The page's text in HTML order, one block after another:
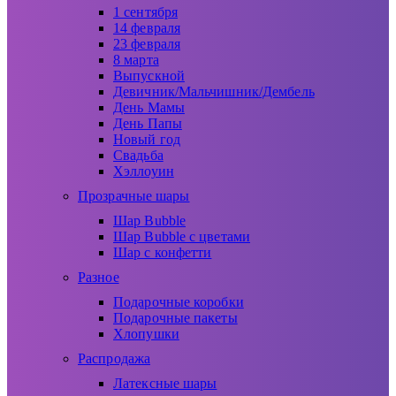
1 сентября
14 февраля
23 февраля
8 марта
Выпускной
Девичник/Мальчишник/Дембель
День Мамы
День Папы
Новый год
Свадьба
Хэллоуин
Прозрачные шары
Шар Bubble
Шар Bubble с цветами
Шар с конфетти
Разное
Подарочные коробки
Подарочные пакеты
Хлопушки
Распродажа
Латексные шары